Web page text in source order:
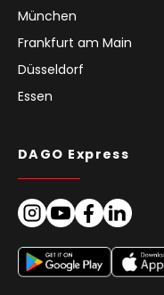
München
Frankfurt am Main
Düsseldorf
Essen
DAGO Express